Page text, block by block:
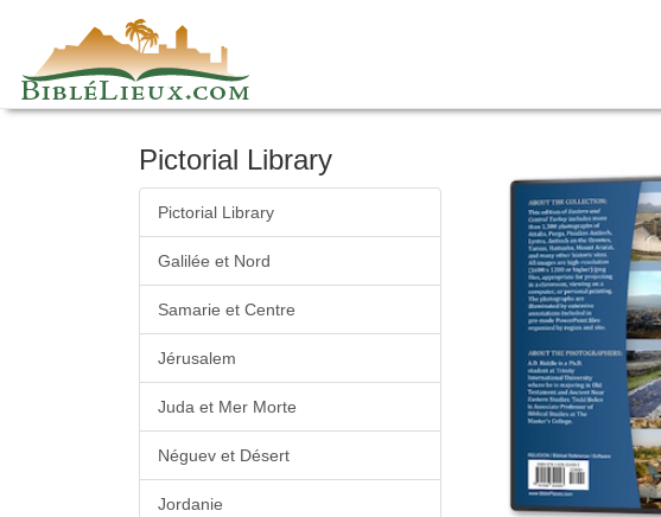
content
Pictorial Library
Pictorial Library
Galilée et Nord
Samarie et Centre
Jérusalem
Juda et Mer Morte
Néguev et Désert
Jordanie